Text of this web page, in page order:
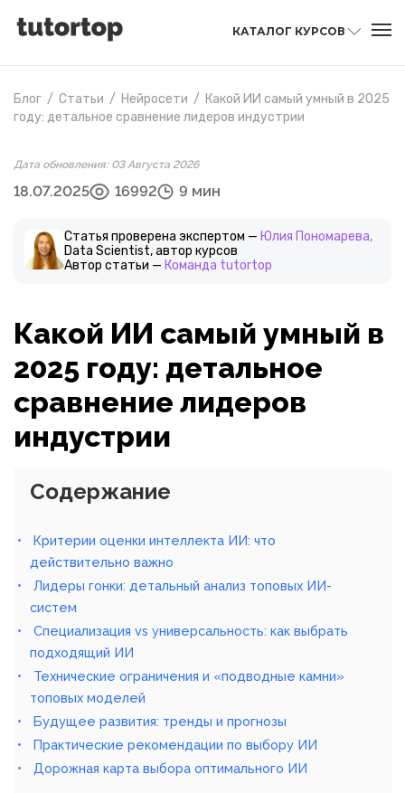
КАТАЛОГ КУРСОВ
Блог / Статьи / Нейросети / Какой ИИ самый умный в 2025
году: детальное сравнение лидеров индустрии
Дата обновления: 03 Августа 2026
18.07.2025 16992 9 мин
Статья проверена экспертом — Юлия Пономарева,
Data Scientist, автор курсов
Автор статьи — Команда tutortop
Какой ИИ самый умный в
2025 году: детальное
сравнение лидеров
индустрии
Содержание
Критерии оценки интеллекта ИИ: что
действительно важно
Лидеры гонки: детальный анализ топовых ИИ-
систем
Специализация vs универсальность: как выбрать
подходящий ИИ
Технические ограничения и «подводные камни»
топовых моделей
Будущее развития: тренды и прогнозы
Практические рекомендации по выбору ИИ
Дорожная карта выбора оптимального ИИ